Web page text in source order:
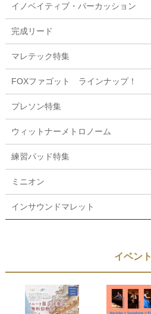
イノベイティブ・パーカッション
完成リード
マレテック特集
FOXファゴット ラインナップ！
プレソン特集
ウィットナーメトロノーム
練習パッド特集
ミニオン
インサウンドマレット
イベント